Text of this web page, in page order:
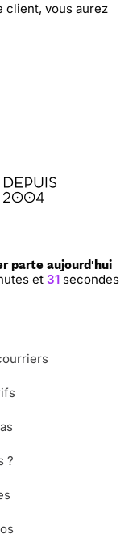
client, vous aurez
parte aujourd'hui
et 31secondes
?